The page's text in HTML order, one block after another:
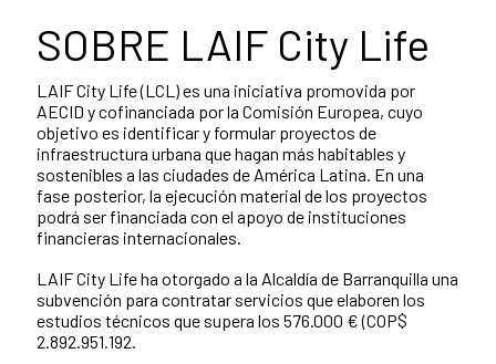
SOBRE LAIF City Life
LAIF City Life (LCL) es una iniciativa promovida por
AECID y cofinanciada por la Comisión Europea, cuyo
objetivo es identificar y formular proyectos de
infraestructura urbana que hagan más habitables y
sostenibles a las ciudades de América Latina. En una
fase posterior, la ejecución material de los proyectos
podrá ser financiada con el apoyo de instituciones
financieras internacionales.
LAIF City Life ha otorgado a la Alcaldía de Barranquilla una
subvención para contratar servicios que elaboren los
estudios técnicos que supera los 576.000 € (COP$
2.892.951.192.